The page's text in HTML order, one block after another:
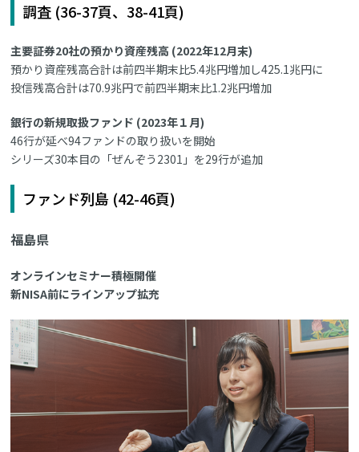
調査 (36-37頁、38-41頁)
主要証券20社の預かり資産残高 (2022年12月末)
預かり資産残高合計は前四半期末比5.4兆円増加し425.1兆円に
投信残高合計は70.9兆円で前四半期末比1.2兆円増加
銀行の新規取扱ファンド (2023年１月)
46行が延べ94ファンドの取り扱いを開始
シリーズ30本目の「ぜんぞう2301」を29行が追加
ファンド列島 (42-46頁)
福島県
オンラインセミナー積極開催
新NISA前にラインアップ拡充